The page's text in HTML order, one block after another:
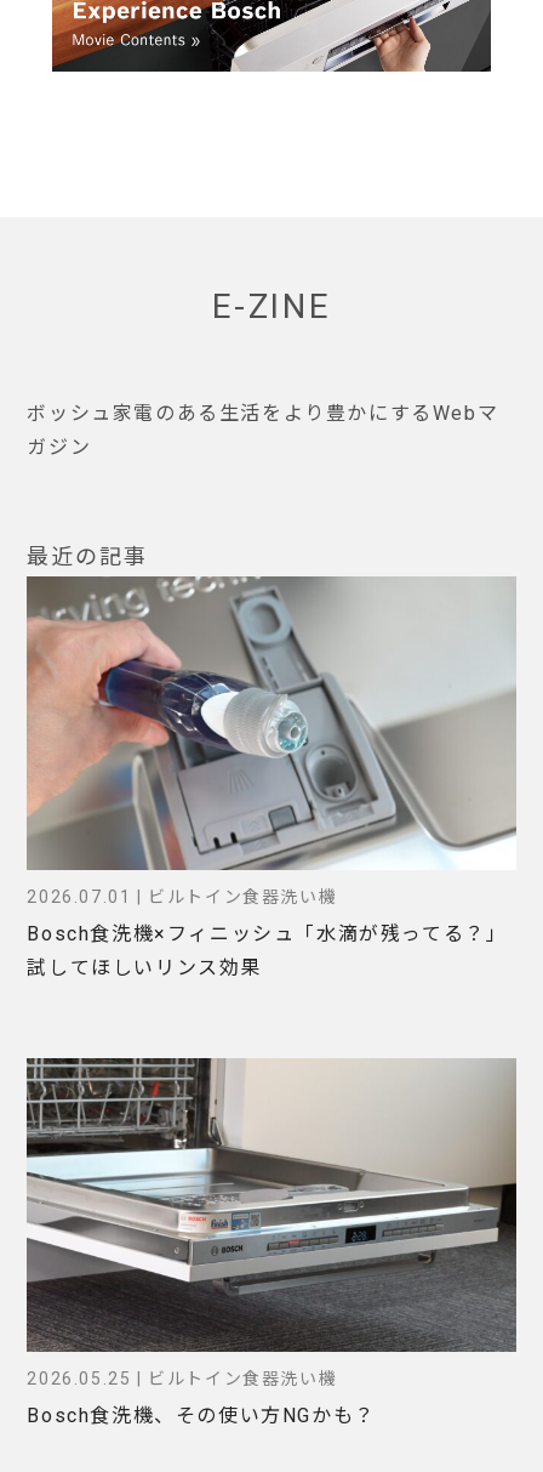
E-ZINE
ボッシュ家電のある生活をより豊かにするWebマ
ガジン
最近の記事
2026.07.01 | ビルトイン食器洗い機
Bosch食洗機×フィニッシュ「水滴が残ってる？」
試してほしいリンス効果
2026.05.25 | ビルトイン食器洗い機
Bosch食洗機、その使い方NGかも？